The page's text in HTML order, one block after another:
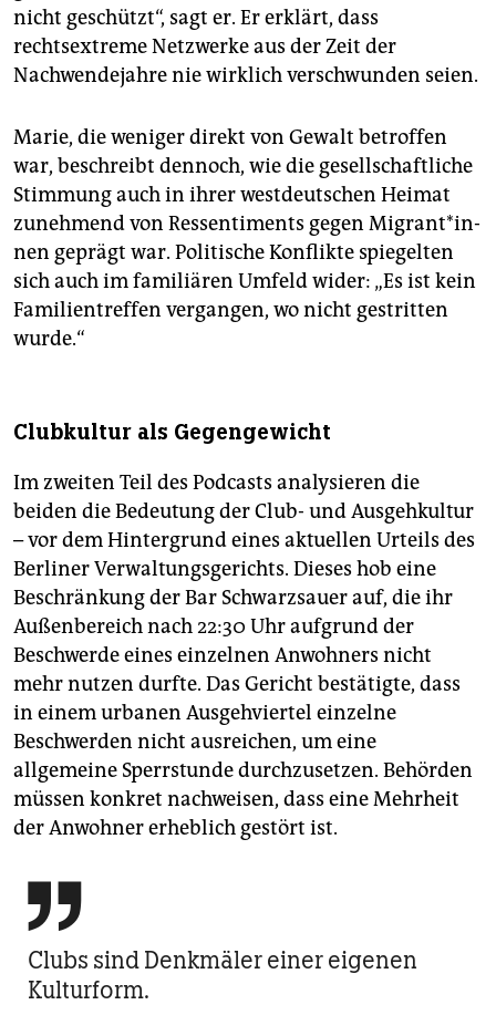
nicht geschützt“, sagt er. Er erklärt, dass
rechtsextreme Netzwerke aus der Zeit der
Nachwendejahre nie wirklich verschwunden seien.
Marie, die weniger direkt von Gewalt betroffen
war, beschreibt dennoch, wie die gesellschaftliche
Stimmung auch in ihrer westdeutschen Heimat
zunehmend von Ressentiments gegen Mi­gran­t*in­
nen geprägt war. Politische Konflikte spiegelten
sich auch im familiären Umfeld wider: „Es ist kein
Familientreffen vergangen, wo nicht gestritten
wurde.“
Clubkultur als Gegengewicht
Im zweiten Teil des Podcasts analysieren die
beiden die Bedeutung der Club- und Ausgehkultur
– vor dem Hintergrund eines aktuellen Urteils des
Berliner Verwaltungsgerichts. Dieses hob eine
Beschränkung der Bar Schwarzsauer auf, die ihr
Außenbereich nach 22:30 Uhr aufgrund der
Beschwerde eines einzelnen Anwohners nicht
mehr nutzen durfte. Das Gericht bestätigte, dass
in einem urbanen Ausgehviertel einzelne
Beschwerden nicht ausreichen, um eine
allgemeine Sperrstunde durchzusetzen. Behörden
müssen konkret nachweisen, dass eine Mehrheit
der Anwohner erheblich gestört ist.

Clubs sind Denkmäler einer eigenen
Kulturform.